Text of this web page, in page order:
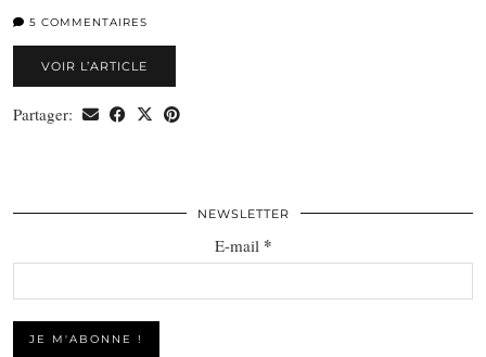
5 COMMENTAIRES
VOIR L’ARTICLE
Partager:
NEWSLETTER
E-mail *